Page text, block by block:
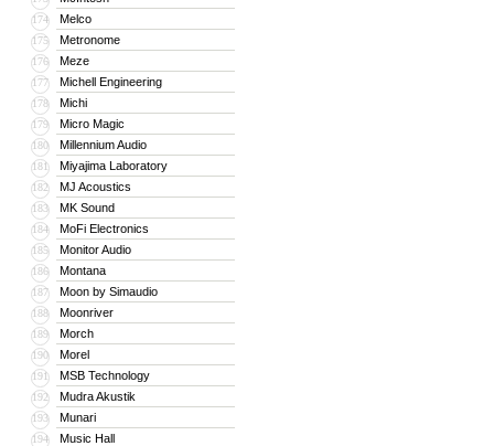
174 Melco
175 Metronome
176 Meze
177 Michell Engineering
178 Michi
179 Micro Magic
180 Millennium Audio
181 Miyajima Laboratory
182 MJ Acoustics
183 MK Sound
184 MoFi Electronics
185 Monitor Audio
186 Montana
187 Moon by Simaudio
188 Moonriver
189 Morch
190 Morel
191 MSB Technology
192 Mudra Akustik
193 Munari
194 Music Hall